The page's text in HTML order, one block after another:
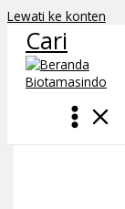
Lewati ke konten
Cari